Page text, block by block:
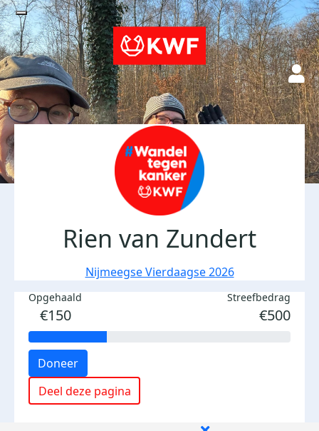
Rien van Zundert
Nijmeegse Vierdaagse 2026
Opgehaald
€150
Streefbedrag
€500
Doneer
Deel deze pagina